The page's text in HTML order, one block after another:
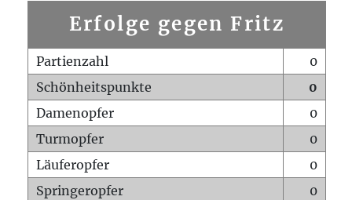
Erfolge gegen Fritz
Partienzahl
0
Schönheitspunkte
0
Damenopfer
0
Turmopfer
0
Läuferopfer
0
Springeropfer
0